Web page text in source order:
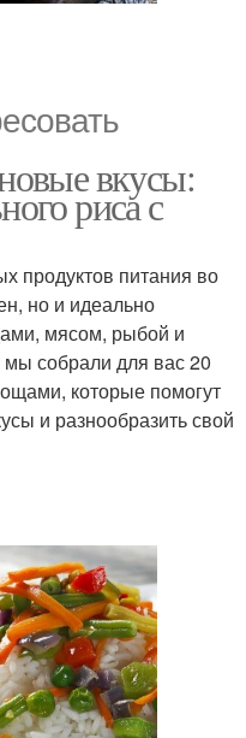
вкусы:
риса с
продуктов питания во
но и идеально
мясом, рыбой и
мы собрали для вас 20
которые помогут
и разнообразить свой